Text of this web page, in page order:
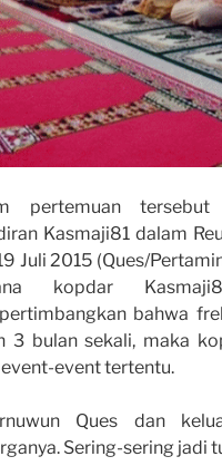
pertemuan tersebut
Kasmaji81 dalam
Juli 2015 (Ques/
kopdar
bahwa
3 bulan sekali, maka
event tertentu.
Ques dan
Sering-sering jadi